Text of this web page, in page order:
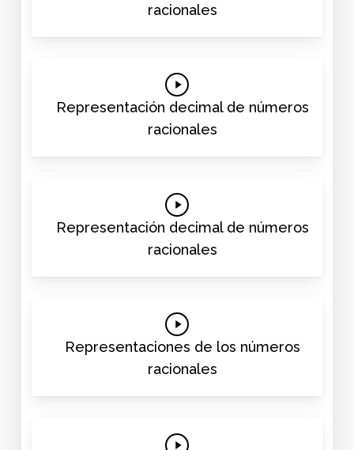
racionales
Play
Video
Representación decimal de números
racionales
Play
Video
Representación decimal de números
racionales
Play
Video
Representaciones de los números
racionales
Play